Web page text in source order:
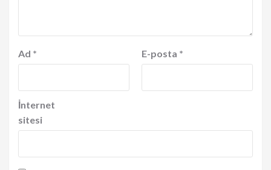
Ad * E-posta *
İnternet
sitesi